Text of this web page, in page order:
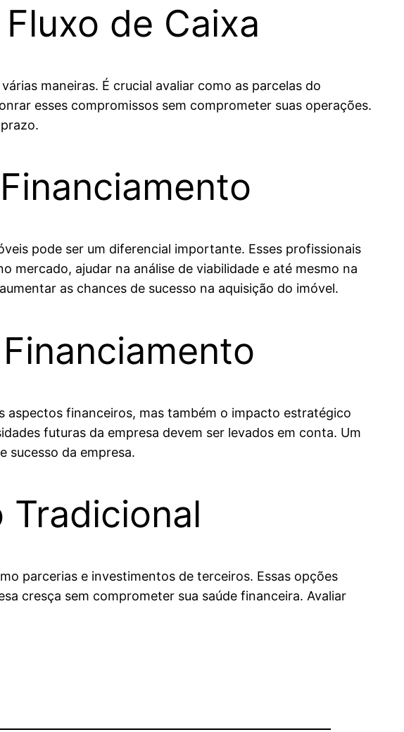
de Caixa
maneiras. É crucial avaliar como as parcelas do
esses compromissos sem comprometer suas operações.
pode ser um diferencial importante. Esses profissionais
mercado, ajudar na análise de viabilidade e até mesmo na
as chances de sucesso na aquisição do imóvel.
aspectos financeiros, mas também o impacto estratégico
futuras da empresa devem ser levados em conta. Um
sucesso da empresa.
parcerias e investimentos de terceiros. Essas opções
cresça sem comprometer sua saúde financeira. Avaliar